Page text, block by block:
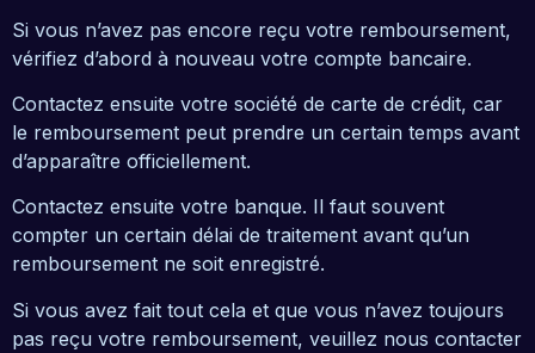
Si vous n’avez pas encore reçu votre remboursement,
vérifiez d’abord à nouveau votre compte bancaire.
Contactez ensuite votre société de carte de crédit, car
le remboursement peut prendre un certain temps avant
d’apparaître officiellement.
Contactez ensuite votre banque. Il faut souvent
compter un certain délai de traitement avant qu’un
remboursement ne soit enregistré.
Si vous avez fait tout cela et que vous n’avez toujours
pas reçu votre remboursement, veuillez nous contacter